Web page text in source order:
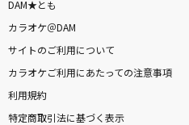
DAM★とも
カラオケ＠DAM
サイトのご利用について
カラオケご利用にあたっての注意事項
利用規約
特定商取引法に基づく表示